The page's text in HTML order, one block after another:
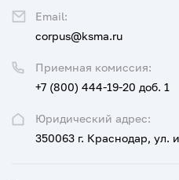
Юридический адрес:
350063 г. Краснодар,
Приемная комиссия:
+7 (800) 444-19-20 доб. 1
Email:
corpus@ksma.ru